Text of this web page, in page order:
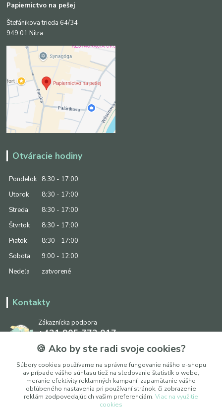
Papiernictvo na pešej
Štefánikova trieda 64/34
949 01 Nitra
Otváracie hodiny
Pondelok
8:30 - 17:00
Utorok
8:30 - 17:00
Streda
8:30 - 17:00
Štvrtok
8:30 - 17:00
Piatok
8:30 - 17:00
Sobota
9:00 - 12:00
Nedeľa
zatvorené
Kontakty
Zákaznícka podpora
+421 905 773 017
(Po-Pia, 8:30 - 17:00, So: 9:00 - 12:00)
info@ipapier.sk
🍪 Ako by ste radi svoje cookies?
Súbory cookies používame na správne fungovanie nášho e-shopu
av prípade vášho súhlasu tiež na sledovanie štatistík o webe,
meranie efektivity reklamných kampaní, zapamätanie vášho
obľúbeného nastavenia pri používaní stránok, či zobrazenie
reklám zodpovedajúcich vašim preferenciám. Viac na využitie
cookies